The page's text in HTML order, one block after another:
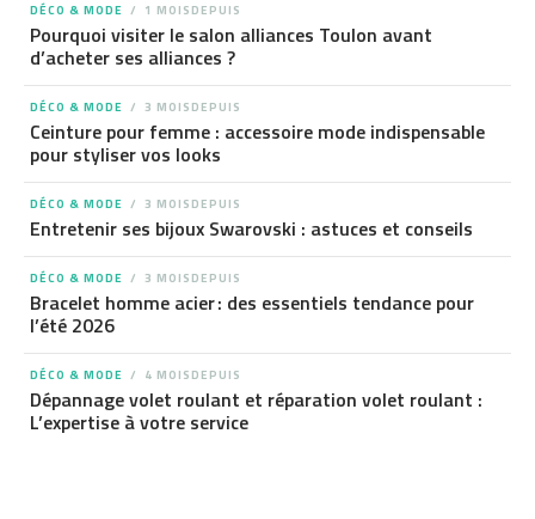
DÉCO & MODE 1 MOISDEPUIS
Pourquoi visiter le salon alliances Toulon avant
d’acheter ses alliances ?
DÉCO & MODE 3 MOISDEPUIS
Ceinture pour femme : accessoire mode indispensable
pour styliser vos looks
DÉCO & MODE 3 MOISDEPUIS
Entretenir ses bijoux Swarovski : astuces et conseils
DÉCO & MODE 3 MOISDEPUIS
Bracelet homme acier : des essentiels tendance pour
l’été 2026
DÉCO & MODE 4 MOISDEPUIS
Dépannage volet roulant et réparation volet roulant :
L’expertise à votre service